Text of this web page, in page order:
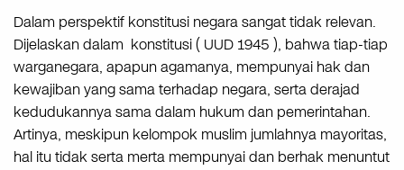
Dalam perspektif konstitusi negara sangat tidak relevan.
Dijelaskan dalam konstitusi ( UUD 1945 ), bahwa tiap-tiap
warganegara, apapun agamanya, mempunyai hak dan
kewajiban yang sama terhadap negara, serta derajad
kedudukannya sama dalam hukum dan pemerintahan.
Artinya, meskipun kelompok muslim jumlahnya mayoritas,
hal itu tidak serta merta mempunyai dan berhak menuntut